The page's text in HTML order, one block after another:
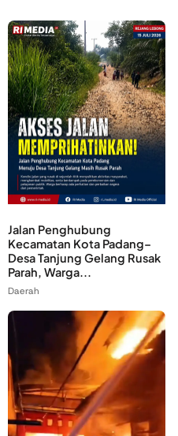
Jalan Penghubung
Kecamatan Kota Padang–
Desa Tanjung Gelang Rusak
Parah, Warga...
Daerah